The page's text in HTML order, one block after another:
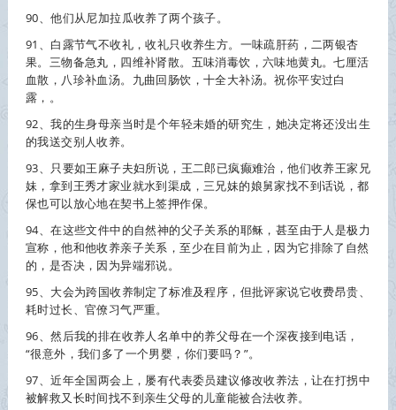
90、他们从尼加拉瓜收养了两个孩子。
91、白露节气不收礼，收礼只收养生方。一味疏肝药，二两银杏
果。三物备急丸，四维补肾散。五味消毒饮，六味地黄丸。七厘活
血散，八珍补血汤。九曲回肠饮，十全大补汤。祝你平安过白
露，。
92、我的生身母亲当时是个年轻未婚的研究生，她决定将还没出生
的我送交别人收养。
93、只要如王麻子夫妇所说，王二郎已疯癫难治，他们收养王家兄
妹，拿到王秀才家业就水到渠成，三兄妹的娘舅家找不到话说，都
保也可以放心地在契书上签押作保。
94、在这些文件中的自然神的父子关系的耶稣，甚至由于人是极力
宣称，他和他收养亲子关系，至少在目前为止，因为它排除了自然
的，是否决，因为异端邪说。
95、大会为跨国收养制定了标准及程序，但批评家说它收费昂贵、
耗时过长、官僚习气严重。
96、然后我的排在收养人名单中的养父母在一个深夜接到电话，
“很意外，我们多了一个男婴，你们要吗？”。
97、近年全国两会上，屡有代表委员建议修改收养法，让在打拐中
被解救又长时间找不到亲生父母的儿童能被合法收养。